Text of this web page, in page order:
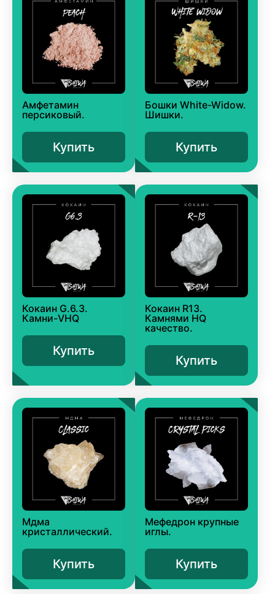
Амфетамин
персиковый.
Купить
Бошки White-Widow.
Шишки.
Купить
Кокаин G.6.3.
Камни-VHQ
Купить
Кокаин R13.
Камнями HQ
качество.
Купить
Мдма
кристаллический.
Купить
Мефедрон крупные
иглы.
Купить